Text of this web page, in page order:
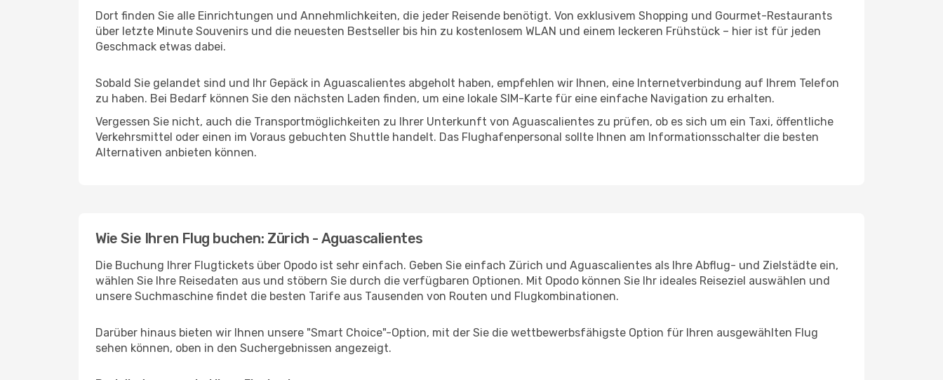
Dort finden Sie alle Einrichtungen und Annehmlichkeiten, die jeder Reisende benötigt. Von exklusivem Shopping und Gourmet-Restaurants
über letzte Minute Souvenirs und die neuesten Bestseller bis hin zu kostenlosem WLAN und einem leckeren Frühstück – hier ist für jeden
Geschmack etwas dabei.
Sobald Sie gelandet sind und Ihr Gepäck in Aguascalientes abgeholt haben, empfehlen wir Ihnen, eine Internetverbindung auf Ihrem Telefon
zu haben. Bei Bedarf können Sie den nächsten Laden finden, um eine lokale SIM-Karte für eine einfache Navigation zu erhalten.
Vergessen Sie nicht, auch die Transportmöglichkeiten zu Ihrer Unterkunft von Aguascalientes zu prüfen, ob es sich um ein Taxi, öffentliche
Verkehrsmittel oder einen im Voraus gebuchten Shuttle handelt. Das Flughafenpersonal sollte Ihnen am Informationsschalter die besten
Alternativen anbieten können.
Wie Sie Ihren Flug buchen: Zürich - Aguascalientes
Die Buchung Ihrer Flugtickets über Opodo ist sehr einfach. Geben Sie einfach Zürich und Aguascalientes als Ihre Abflug- und Zielstädte ein,
wählen Sie Ihre Reisedaten aus und stöbern Sie durch die verfügbaren Optionen. Mit Opodo können Sie Ihr ideales Reiseziel auswählen und
unsere Suchmaschine findet die besten Tarife aus Tausenden von Routen und Flugkombinationen.
Darüber hinaus bieten wir Ihnen unsere "Smart Choice"-Option, mit der Sie die wettbewerbsfähigste Option für Ihren ausgewählten Flug
sehen können, oben in den Suchergebnissen angezeigt.